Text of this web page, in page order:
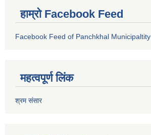
हाम्रो Facebook Feed
Facebook Feed of Panchkhal Municipaltity
महत्वपूर्ण लिंक
श्रम संसार